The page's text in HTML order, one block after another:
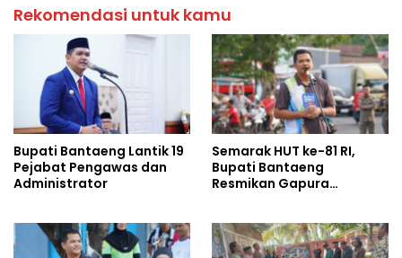
Rekomendasi untuk kamu
Bupati Bantaeng Lantik 19
Pejabat Pengawas dan
Administrator
Semarak HUT ke-81 RI,
Bupati Bantaeng
Resmikan Gapura